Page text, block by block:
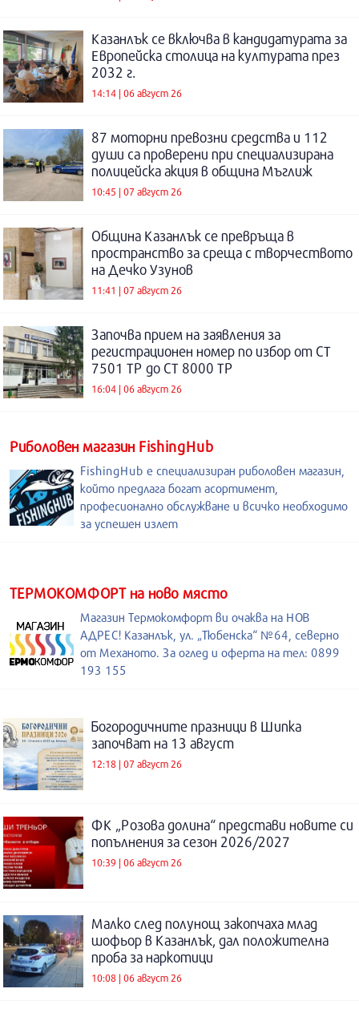
Казанлък се включва в кандидатурата за
Европейска столица на културата през
2032 г.
14:14 | 06 август 26
87 моторни превозни средства и 112
души са проверени при специализирана
полицейска акция в община Мъглиж
10:45 | 07 август 26
Община Казанлък се превръща в
пространство за среща с творчеството
на Дечко Узунов
11:41 | 07 август 26
Започва прием на заявления за
регистрационен номер по избор от СТ
7501 ТР до СТ 8000 ТР
16:04 | 06 август 26
Риболовен магазин FishingHub
FishingHub е специализиран риболовен магазин,
който предлага богат асортимент,
професионално обслужване и всичко необходимо
за успешен излет
ТЕРМОКОМФОРТ на ново място
Магазин Термокомфорт ви очаква на НОВ
АДРЕС! Казанлък, ул. „Тюбенска“ №64, северно
от Механото. За оглед и оферта на тел: 0899
193 155
Богородичните празници в Шипка
започват на 13 август
12:18 | 07 август 26
ФК „Розова долина“ представи новите си
попълнения за сезон 2026/2027
10:39 | 06 август 26
Малко след полунощ закопчаха млад
шофьор в Казанлък, дал положителна
проба за наркотици
10:08 | 06 август 26